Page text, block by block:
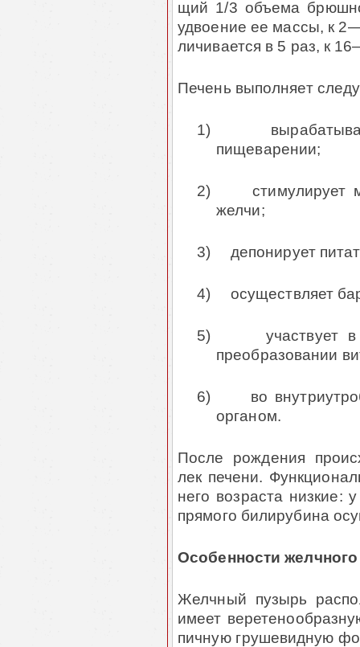
щий 1/3 объема
удвоение ее массы, к
личивается в 5 раз, к
Печень выполняет
1)
пищеварении;
2)
стимулирует
желчи;
3) депонирует
4) осуществляет
5)
преобразовании
6)
во
органом.
После рождения
лек печени.
него возраста низкие:
прямого билирубина
Особенности
Желчный пузырь
имеет
пичную грушевидную